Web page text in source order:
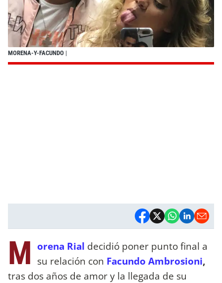
MORENA-Y-FACUNDO |
M orena Rial decidió poner punto final a
su relación con Facundo Ambrosioni,
tras dos años de amor y la llegada de su